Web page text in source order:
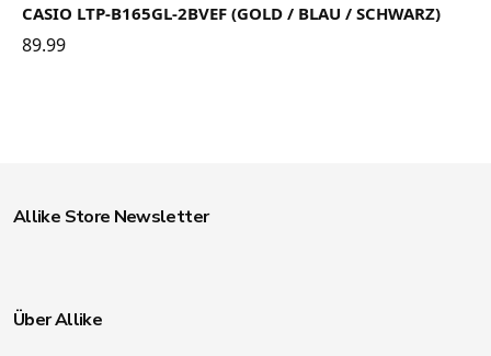
CASIO LTP-B165GL-2BVEF (GOLD / BLAU / SCHWARZ)
89.99
Allike Store Newsletter
Über Allike